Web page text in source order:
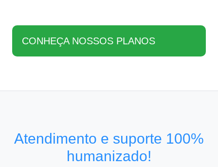
CONHEÇA NOSSOS PLANOS
Atendimento e suporte 100%
humanizado!